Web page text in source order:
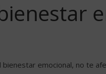
bienestar emocional, no te